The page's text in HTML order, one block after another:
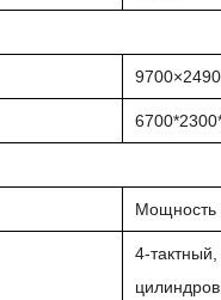
Мощность
4-